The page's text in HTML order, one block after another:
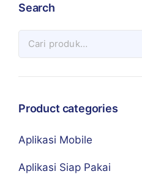
Search
Product categories
Aplikasi Mobile
Aplikasi Siap Pakai